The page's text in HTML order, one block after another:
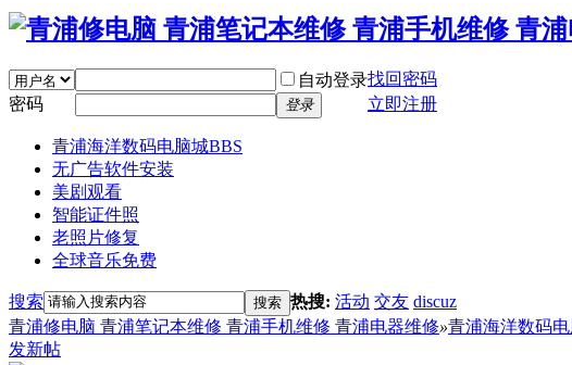
自动登录找回密码
密码
登录 立即注册
青浦海洋数码电脑城BBS
无广告软件安装
美剧观看
智能证件照
老照片修复
全球音乐免费
搜索 搜索 热搜: 活动 交友 discuz
青浦修电脑 青浦笔记本维修 青浦手机维修 青浦电器维修»青浦海洋数码
发新帖